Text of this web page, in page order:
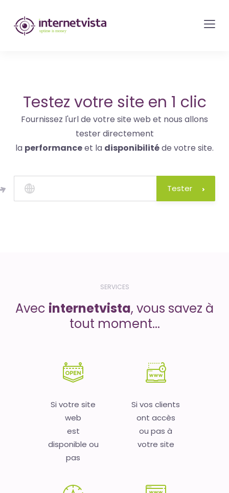
internetvista
monitoring
site
web
et
de
services
internet-
Uptime
is
Testez votre site en 1 clic
Fournissez l'url de votre site web et nous allons
tester directement
la performanceet la disponibilitéde votre site.
Tester
SERVICES
Avec internetvista, vous savez à
tout moment...
Si votre site
web
est
disponible ou
pas
Si vos clients
ont accès
ou pas à
votre site